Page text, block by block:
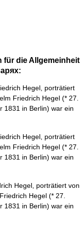
für die Allgemeinheit
Hegel, porträtiert
Friedrich Hegel (* 27.
1831 in Berlin) war ein
Hegel, porträtiert
Friedrich Hegel (* 27.
1831 in Berlin) war ein
Hegel, porträtiert von
Hegel (* 27.
1831 in Berlin) war ein